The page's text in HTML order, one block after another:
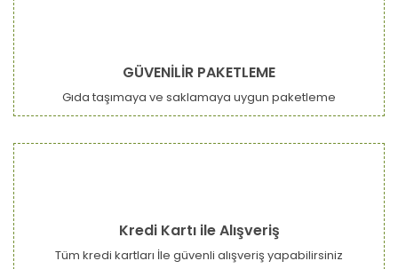
GÜVENİLİR PAKETLEME
Gıda taşımaya ve saklamaya uygun paketleme
Kredi Kartı ile Alışveriş
Tüm kredi kartları İle güvenli alışveriş yapabilirsiniz